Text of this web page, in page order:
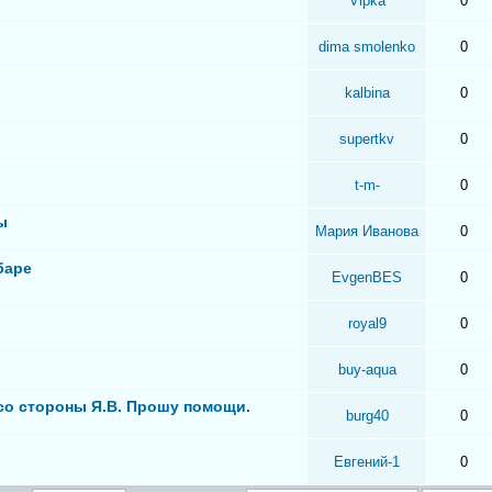
dima smolenko 0
kalbina 0
supertkv 0
t-m- 0
Мария Иванова 0
EvgenBES 0
royal9 0
buy-aqua 0
стороны Я.В. Прошу помощи.
burg40 0
Евгений-1 0